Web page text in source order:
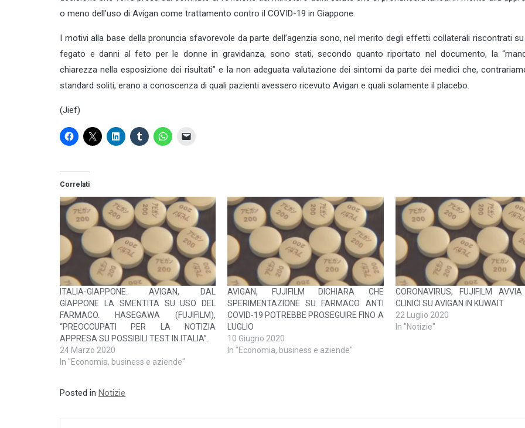
o meno dell’uso di Avigan come trattamento contro il COVID-19 in Giappone.
I motivi alla base della pronuncia sfavorevole da parte dell’agenzia sono, nel merito degli effetti collaterali riscontrati
fegato e danni al feto per le donne in gravidanza, sono stati, secondo quanto riportato nel documento, la
chiarezza nella esposizione dei risultati” e la non adeguata valutazione dei sintomi da parte dei medici che,
standard soliti, erano a conoscenza di quali pazienti avessero ricevuto Avigan e quali solamente il placebo.
(Jief)
Correlati
ITALIA-GIAPPONE. AVIGAN, DAL
GIAPPONE LA SMENTITA SU USO DEL
FARMACO. HASEGAWA (FUJIFILM),
“PREOCCUPATI PER LA NOTIZIA
APPRESA SU POSSIBILI TEST IN ITALIA”.
24 Marzo 2020
In "Economia, business e aziende"
AVIGAN, FUJIFILM DICHIARA CHE
SPERIMENTAZIONE SU FARMACO ANTI
COVID-19 POTREBBE PROSEGUIRE FINO A
LUGLIO
10 Giugno 2020
In "Economia, business e aziende"
CORONAVIRUS, FUJIFILM AVVIA
CLINICI SU AVIGAN IN KUWAIT
22 Luglio 2020
In "Notizie"
Posted in Notizie